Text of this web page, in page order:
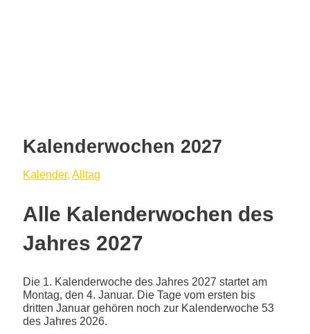
Kalenderwochen 2027
Kalender,Alltag
Alle Kalenderwochen des
Jahres 2027
Die 1. Kalenderwoche des Jahres 2027 startet am
Montag, den 4. Januar. Die Tage vom ersten bis
dritten Januar gehören noch zur Kalenderwoche 53
des Jahres 2026.